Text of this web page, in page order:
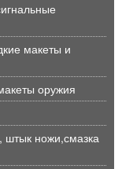
макеты и
оружия
ножи,смазка